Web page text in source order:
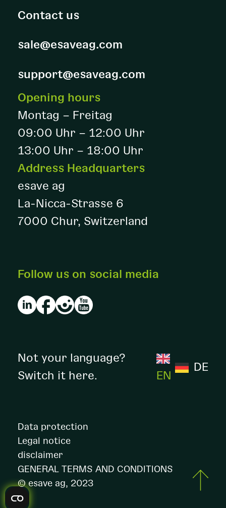
Contact us
sale@esaveag.com
support@esaveag.com
Opening hours
Montag – Freitag
09:00 Uhr – 12:00 Uhr
13:00 Uhr – 18:00 Uhr
Address Headquarters
esave ag
La-Nicca-Strasse 6
7000 Chur, Switzerland
Follow us on social media
Not your language?
Switch it here.
EN
DE
Data protection
Legal notice
disclaimer
GENERAL TERMS AND CONDITIONS
© esave ag, 2023